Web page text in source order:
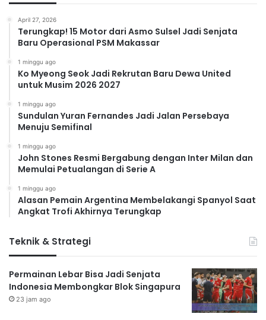
April 27, 2026
Terungkap! 15 Motor dari Asmo Sulsel Jadi Senjata
Baru Operasional PSM Makassar
1 minggu ago
Ko Myeong Seok Jadi Rekrutan Baru Dewa United
untuk Musim 2026 2027
1 minggu ago
Sundulan Yuran Fernandes Jadi Jalan Persebaya
Menuju Semifinal
1 minggu ago
John Stones Resmi Bergabung dengan Inter Milan dan
Memulai Petualangan di Serie A
1 minggu ago
Alasan Pemain Argentina Membelakangi Spanyol Saat
Angkat Trofi Akhirnya Terungkap
Teknik & Strategi
Permainan Lebar Bisa Jadi Senjata
Indonesia Membongkar Blok Singapura
23 jam ago